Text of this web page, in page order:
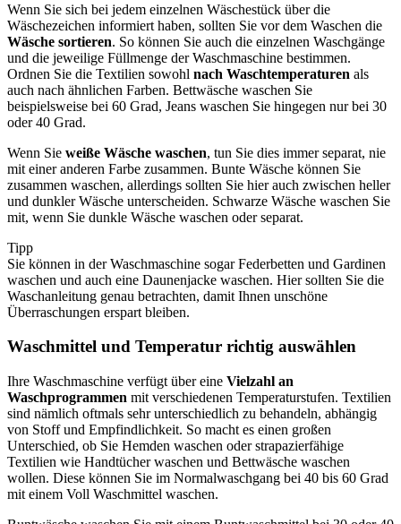
Wenn Sie sich bei jedem einzelnen Wäschestück über die
Wäschezeichen informiert haben, sollten Sie vor dem Waschen die
Wäsche sortieren. So können Sie auch die einzelnen Waschgänge
und die jeweilige Füllmenge der Waschmaschine bestimmen.
Ordnen Sie die Textilien sowohl nach Waschtemperaturen als
auch nach ähnlichen Farben. Bettwäsche waschen Sie
beispielsweise bei 60 Grad, Jeans waschen Sie hingegen nur bei 30
oder 40 Grad.
Wenn Sie weiße Wäsche waschen, tun Sie dies immer separat, nie
mit einer anderen Farbe zusammen. Bunte Wäsche können Sie
zusammen waschen, allerdings sollten Sie hier auch zwischen heller
und dunkler Wäsche unterscheiden. Schwarze Wäsche waschen Sie
mit, wenn Sie dunkle Wäsche waschen oder separat.
Tipp
Sie können in der Waschmaschine sogar Federbetten und Gardinen
waschen und auch eine Daunenjacke waschen. Hier sollten Sie die
Waschanleitung genau betrachten, damit Ihnen unschöne
Überraschungen erspart bleiben.
Waschmittel und Temperatur richtig auswählen
Ihre Waschmaschine verfügt über eine Vielzahl an
Waschprogrammen mit verschiedenen Temperaturstufen. Textilien
sind nämlich oftmals sehr unterschiedlich zu behandeln, abhängig
von Stoff und Empfindlichkeit. So macht es einen großen
Unterschied, ob Sie Hemden waschen oder strapazierfähige
Textilien wie Handtücher waschen und Bettwäsche waschen
wollen. Diese können Sie im Normalwaschgang bei 40 bis 60 Grad
mit einem Voll Waschmittel waschen.